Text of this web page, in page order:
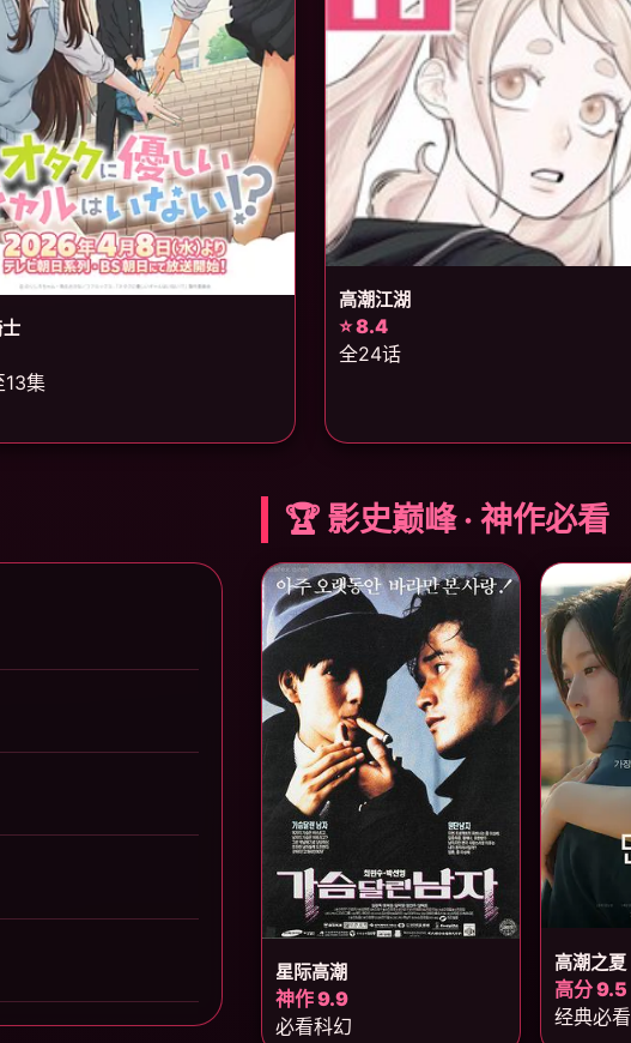
13集
高潮江湖
⭐ 8.4
全24话
🏆 影史巅峰 · 神作必看
星际高潮
神作 9.9
必看科幻
高潮之夏
高分 9.5
经典必看